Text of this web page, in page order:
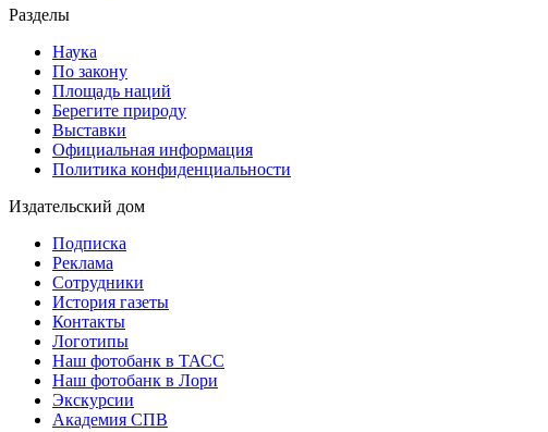
Разделы
Наука
По закону
Площадь наций
Берегите природу
Выставки
Официальная информация
Политика конфиденциальности
Издательский дом
Подписка
Реклама
Сотрудники
История газеты
Контакты
Логотипы
Наш фотобанк в ТАСС
Наш фотобанк в Лори
Экскурсии
Академия СПВ